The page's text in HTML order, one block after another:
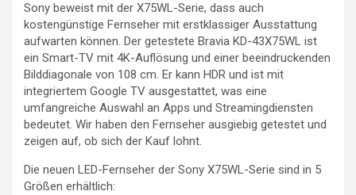
Sony beweist mit der X75WL-Serie, dass auch
kostengünstige Fernseher mit erstklassiger Ausstattung
aufwarten können. Der getestete Bravia KD-43X75WL ist
ein Smart-TV mit 4K-Auflösung und einer beeindruckenden
Bilddiagonale von 108 cm. Er kann HDR und ist mit
integriertem Google TV ausgestattet, was eine
umfangreiche Auswahl an Apps und Streamingdiensten
bedeutet. Wir haben den Fernseher ausgiebig getestet und
zeigen auf, ob sich der Kauf lohnt.
Die neuen LED-Fernseher der Sony X75WL-Serie sind in 5
Größen erhältlich: